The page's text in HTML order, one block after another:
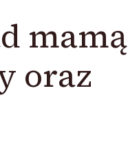
mamą
oraz